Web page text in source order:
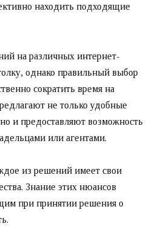
находить подходящие
на различных интернет-
однако правильный выбор
сократить время на
не только удобные
и предоставляют возможность
или агентами.
из решений имеет свои
Знание этих нюансов
при принятии решения о